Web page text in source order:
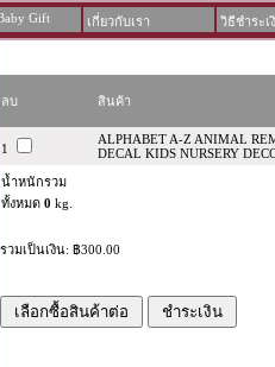
Gift เกี่ยวกับเรา วิธีชำระเ
ลบ สินค้า
1
ALPHABET A-Z ANIMAL
DECAL KIDS NURSERY
น้ำหนักรวม
ทั้งหมด 0 kg.
รวมเป็นเงิน: ฿300.00